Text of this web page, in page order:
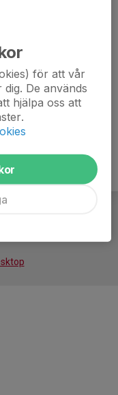
bjuda in
inte spelar i en
för att vår
De används
hjälpa oss att